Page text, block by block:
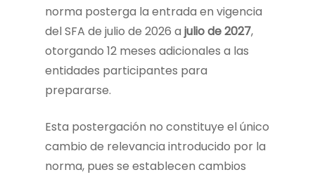
norma posterga la entrada en vigencia
del SFA de julio de 2026 a julio de 2027,
otorgando 12 meses adicionales a las
entidades participantes para
prepararse.
Esta postergación no constituye el único
cambio de relevancia introducido por la
norma, pues se establecen cambios